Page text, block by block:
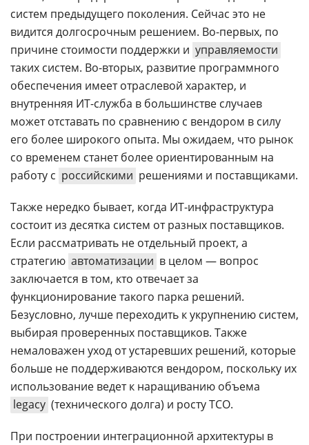
систем предыдущего поколения. Сейчас это не
видится долгосрочным решением. Во-первых, по
причине стоимости поддержки и управляемости
таких систем. Во-вторых, развитие программного
обеспечения имеет отраслевой характер, и
внутренняя ИТ-служба в большинстве случаев
может отставать по сравнению с вендором в силу
его более широкого опыта. Мы ожидаем, что рынок
со временем станет более ориентированным на
работу с российскими решениями и поставщиками.
Также нередко бывает, когда ИТ-инфраструктура
состоит из десятка систем от разных поставщиков.
Если рассматривать не отдельный проект, а
стратегию автоматизации в целом — вопрос
заключается в том, кто отвечает за
функционирование такого парка решений.
Безусловно, лучше переходить к укрупнению систем,
выбирая проверенных поставщиков. Также
немаловажен уход от устаревших решений, которые
больше не поддерживаются вендором, поскольку их
использование ведет к наращиванию объема
legacy (технического долга) и росту ТСО.
При построении интеграционной архитектуры в